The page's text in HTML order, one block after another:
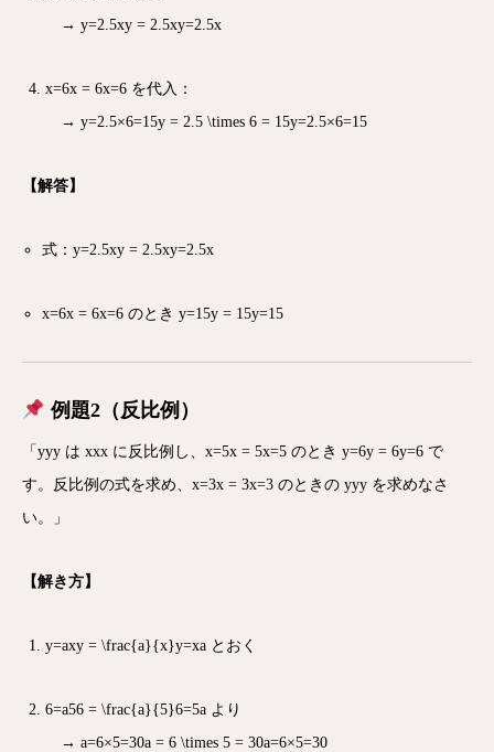
→ y=2.5xy = 2.5xy=2.5x
x=6x = 6x=6 を代入：
→ y=2.5×6=15y = 2.5 \times 6 = 15y=2.5×6=15
【解答】
式：y=2.5xy = 2.5xy=2.5x
x=6x = 6x=6 のときy=15y = 15y=15
例題2（反比例）
「 yyy は xxx に反比例し、 x=5x = 5x=5 のとき y=6y = 6y=6 で
す。反比例の式を求め、 x=3x = 3x=3 のときの yyy を求めなさ
い。」
【解き方】
y=axy = \frac{a}{x}y=xa とおく
6=a56 = \frac{a}{5}6=5a より
→ a=6×5=30a = 6 \times 5 = 30a=6×5=30